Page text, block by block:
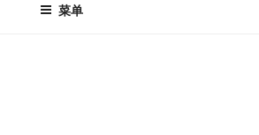
菜单